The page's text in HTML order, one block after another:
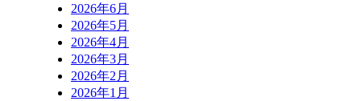
2026年6月
2026年5月
2026年4月
2026年3月
2026年2月
2026年1月